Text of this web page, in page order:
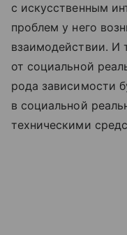
с искусственным
проблем у него
взаимодействии. И
от социальной
рода зависимости
в социальной
техническими